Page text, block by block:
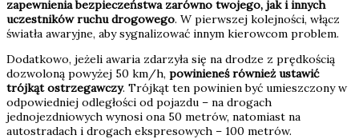
zapewnienia bezpieczeństwa zarówno twojego, jak i innych
uczestników ruchu drogowego. W pierwszej kolejności, włącz
światła awaryjne, aby sygnalizować innym kierowcom problem.
Dodatkowo, jeżeli awaria zdarzyła się na drodze z prędkością
dozwoloną powyżej 50 km/h, powinieneś również ustawić
trójkąt ostrzegawczy. Trójkąt ten powinien być umieszczony w
odpowiedniej odległości od pojazdu – na drogach
jednojezdniowych wynosi ona 50 metrów, natomiast na
autostradach i drogach ekspresowych – 100 metrów.